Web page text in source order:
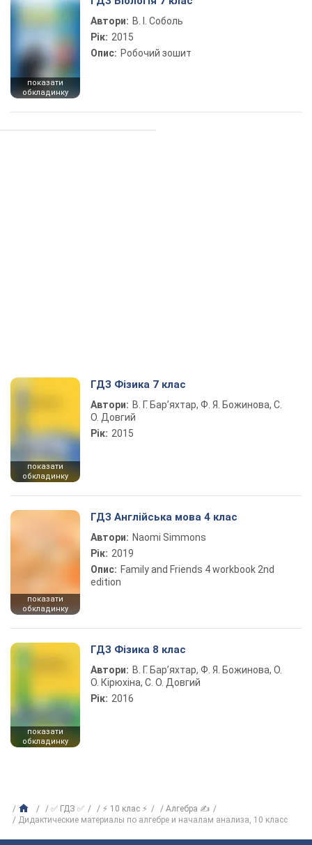
показати
обкладинку
Автори: В. І. Соболь
Рік: 2015
Опис: Робочий зошит
показати
обкладинку
ГДЗ Фізика 7 клас
Автори: В. Г. Бар’яхтар, Ф. Я. Божинова, С.
О. Довгий
Рік: 2015
показати
обкладинку
ГДЗ Англійська мова 4 клас
Автори: Naomi Simmons
Рік: 2019
Опис: Family and Friends 4 workbook 2nd
edition
показати
обкладинку
ГДЗ Фізика 8 клас
Автори: В. Г. Бар’яхтар, Ф. Я. Божинова, О.
О. Кірюхіна, С. О. Довгий
Рік: 2016
✅ ГДЗ ✅ ⚡ 10 клас ⚡
Алгебра ✍
Дидактические материалы по алгебре и началам анализа, 10 класс